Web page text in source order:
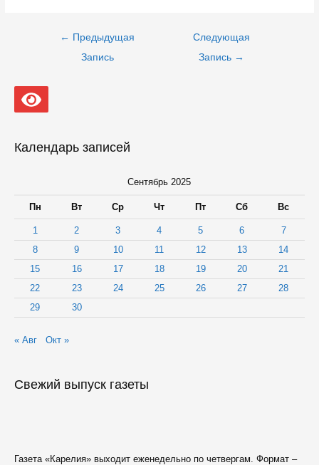
Навигация
← Предыдущая
Запись
Следующая
Запись →
Календарь записей
Сентябрь 2025
Пн Вт Ср Чт Пт Сб Вс
1 2 3 4 5 6
7
8
9 10 11 12 13
14
15
16 17 18 19 20
21
22
23 24 25 26 27
28
29
30
« Авг Окт »
Свежий выпуск газеты
Газета «Карелия» выходит еженедельно по четвергам. Формат –